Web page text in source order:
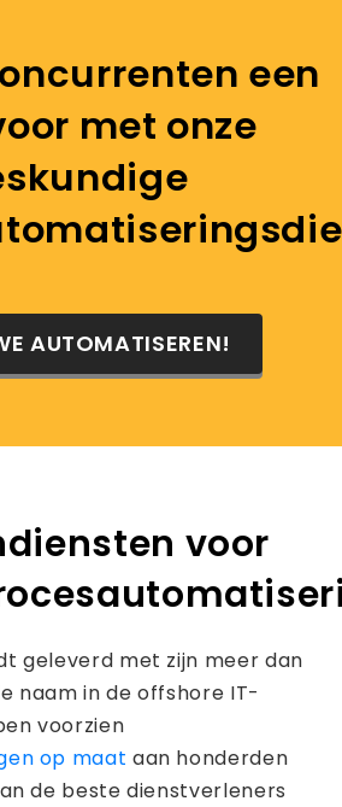
een
met onze
AUTOMATISEREN!
voor
geleverd met zijn meer dan
naam in de offshore IT-
voorzien
op maat aan honderden
de beste dienstverleners